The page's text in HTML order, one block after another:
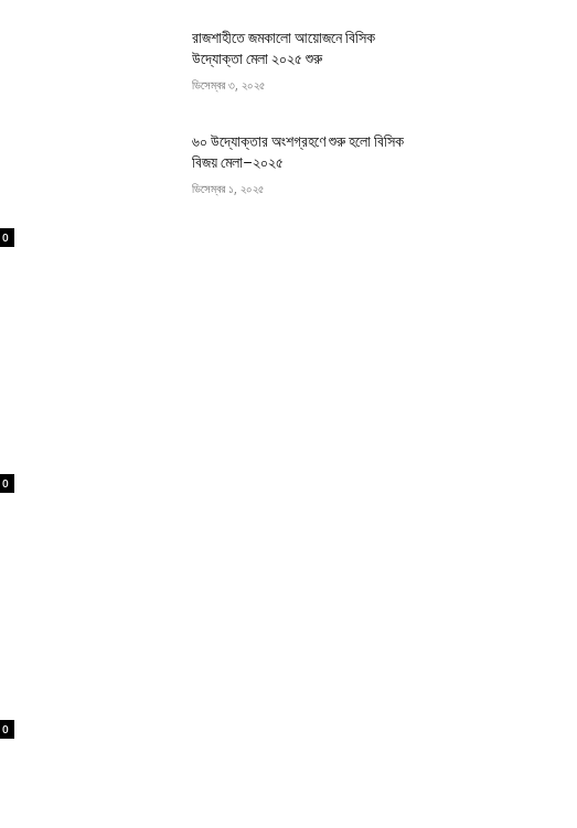
0
0
0
রাজশাহীতে জমকালো আয়োজনে বিসিক
উদ্যোক্তা মেলা ২০২৫ শুরু
ডিসেম্বর ৩, ২০২৫
৬০ উদ্যোক্তার অংশগ্রহণে শুরু হলো বিসিক
বিজয় মেলা–২০২৫
ডিসেম্বর ১, ২০২৫